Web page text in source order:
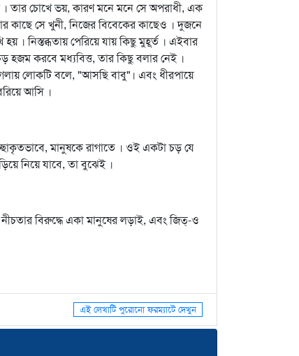
। তার চোখে ভয়, কারণ মনে মনে সে অপরাধী, এক
কাছে সে খুনী, নিজের বিবেকের কাছেও । দুজনে
। নিস্তব্ধতায় পেরিয়ে যায় কিছু মুহূর্ত । এইবার
হজম করবে মধ্যবিত্ত, তার কিছু বলার নেই ।
গলায় লোকটি বলে, "আসছি বাবু"। এবং ধীরপায়ে
আসি ।
মানুষকে রাগাতে । ওই একটা চড় যে
নিয়ে যাবে, তা বুঝেই ।
বিরুদ্ধে একা মানুষের লড়াই, এবং জিত্‌-ও
এই লেখাটি পুরোনো ফরম্যাটে দেখুন